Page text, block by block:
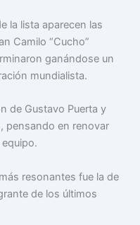
la lista aparecen las
Camilo “Cucho”
ganándose un
mundialista.
de Gustavo Puerta y
pensando en renovar
resonantes fue la de
de los últimos